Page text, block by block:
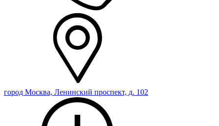
город Москва, Ленинский проспект, д. 102